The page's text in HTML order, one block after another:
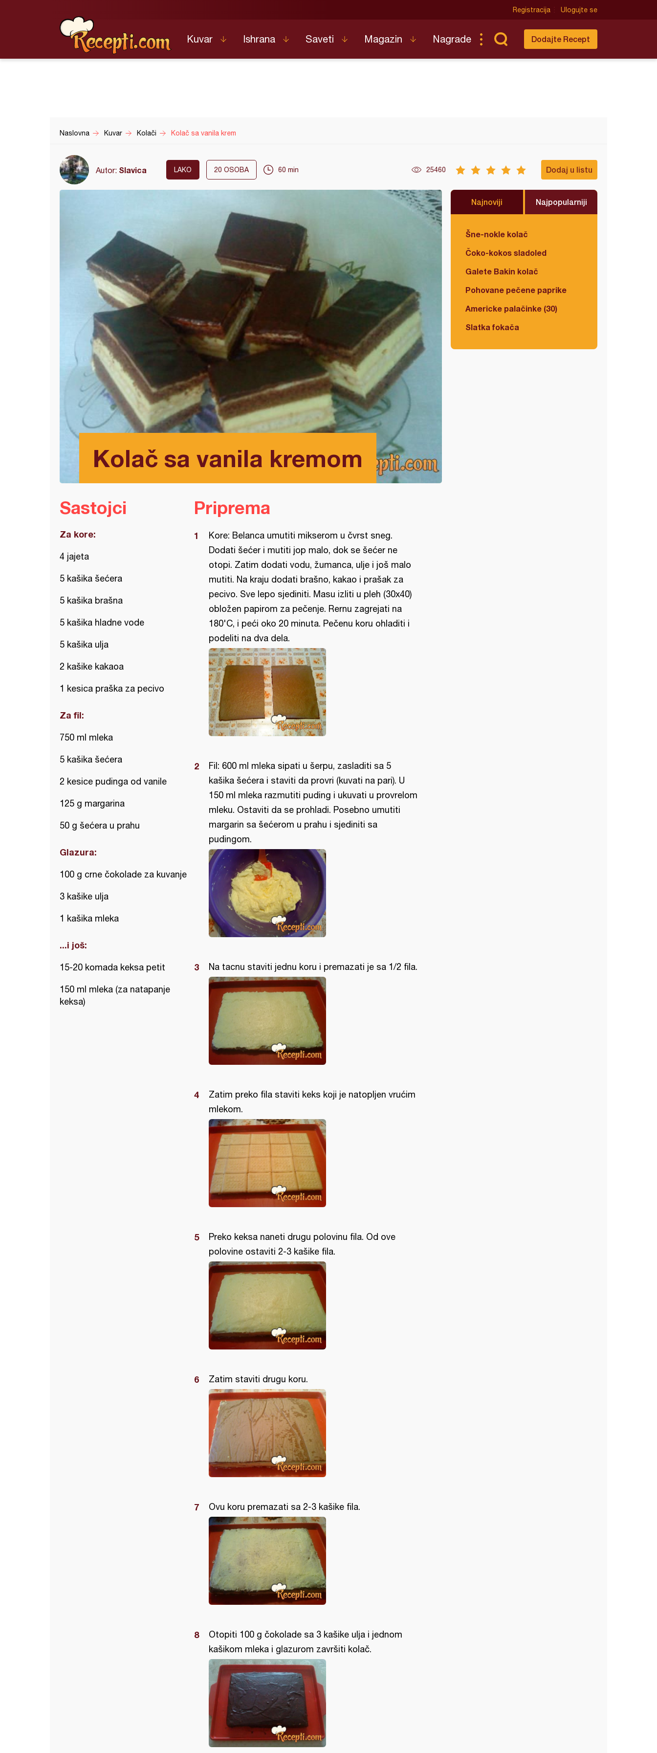
Registracija Ulogujte se
Kuvar Ishrana Saveti Magazin Nagrade Dodajte Recept
Naslovna Kuvar Kolači Kolač sa vanila krem
Autor: Slavica LAKO 20 OSOBA 60 min 25460 Dodaj u listu
Kolač sa vanila kremom
Najnoviji Najpopularniji
Šne-nokle kolač
Čoko-kokos sladoled
Galete Bakin kolač
Pohovane pečene paprike
Americke palačinke (30)
Slatka fokača
Sastojci
Za kore:
4 jajeta
5 kašika šećera
5 kašika brašna
5 kašika hladne vode
5 kašika ulja
2 kašike kakaoa
1 kesica praška za pecivo
Za fil:
750 ml mleka
5 kašika šećera
2 kesice pudinga od vanile
125 g margarina
50 g šećera u prahu
Glazura:
100 g crne čokolade za kuvanje
3 kašike ulja
1 kašika mleka
...i još:
15-20 komada keksa petit
150 ml mleka (za natapanje
keksa)
Priprema
Kore: Belanca umutiti mikserom u čvrst sneg.
Dodati šećer i mutiti jop malo, dok se šećer ne
otopi. Zatim dodati vodu, žumanca, ulje i još malo
mutiti. Na kraju dodati brašno, kakao i prašak za
pecivo. Sve lepo sjediniti. Masu izliti u pleh (30x40)
obložen papirom za pečenje. Rernu zagrejati na
180'C, i peći oko 20 minuta. Pečenu koru ohladiti i
podeliti na dva dela.
Fil: 600 ml mleka sipati u šerpu, zasladiti sa 5
kašika šećera i staviti da provri (kuvati na pari). U
150 ml mleka razmutiti puding i ukuvati u provrelom
mleku. Ostaviti da se prohladi. Posebno umutiti
margarin sa šećerom u prahu i sjediniti sa
pudingom.
Na tacnu staviti jednu koru i premazati je sa 1/2 fila.
Zatim preko fila staviti keks koji je natopljen vrućim
mlekom.
Preko keksa naneti drugu polovinu fila. Od ove
polovine ostaviti 2-3 kašike fila.
Zatim staviti drugu koru.
Ovu koru premazati sa 2-3 kašike fila.
Otopiti 100 g čokolade sa 3 kašike ulja i jednom
kašikom mleka i glazurom završiti kolač.